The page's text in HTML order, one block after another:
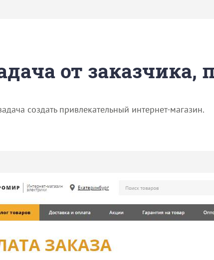
от заказчика,
создать привлекательный интернет-магазин.